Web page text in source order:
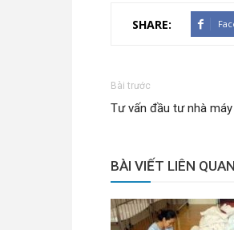
SHARE:
Bài trước
Tư vấn đầu tư nhà
BÀI VIẾT LIÊN QUAN